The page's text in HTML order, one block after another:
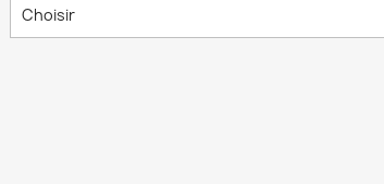
Choisir